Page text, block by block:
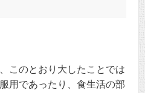
このとおり大したことでは
用であったり、食生活の部